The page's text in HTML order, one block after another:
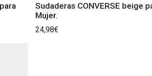
Sudaderas CONVERSE beige
Mujer.
24,98€